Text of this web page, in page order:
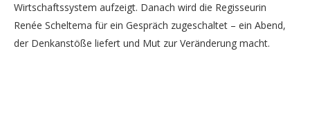
Wirtschaftssystem aufzeigt. Danach wird die Regisseurin
Renée Scheltema für ein Gespräch zugeschaltet – ein Abend,
der Denkanstöße liefert und Mut zur Veränderung macht.